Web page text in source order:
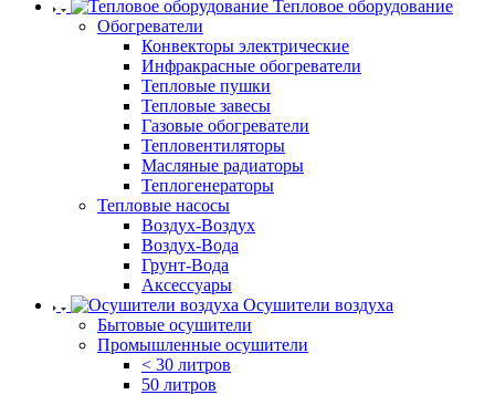
Тепловое оборудование
Обогреватели
Конвекторы электрические
Инфракрасные обогреватели
Тепловые пушки
Тепловые завесы
Газовые обогреватели
Тепловентиляторы
Масляные радиаторы
Теплогенераторы
Тепловые насосы
Воздух-Воздух
Воздух-Вода
Грунт-Вода
Аксессуары
Осушители воздуха
Бытовые осушители
Промышленные осушители
< 30 литров
50 литров